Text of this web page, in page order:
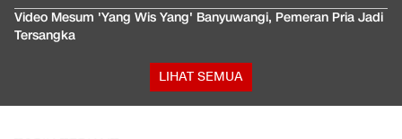
Video Mesum 'Yang Wis Yang' Banyuwangi, Pemeran Pria Jadi
Tersangka
LIHAT SEMUA